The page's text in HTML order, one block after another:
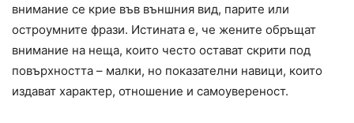
внимание се крие във външния вид, парите или
остроумните фрази. Истината е, че жените обръщат
внимание на неща, които често остават скрити под
повърхността – малки, но показателни навици, които
издават характер, отношение и самоувереност.